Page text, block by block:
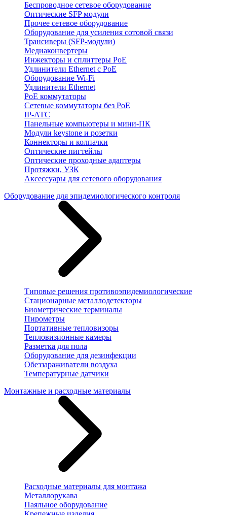
Беспроводное сетевое оборудование
Оптические SFP модули
Прочее сетевое оборудование
Оборудование для усиления сотовой связи
Трансиверы (SFP-модули)
Медиаконвертеры
Инжекторы и сплиттеры PoE
Удлинители Ethernet с PoE
Оборудование Wi-Fi
Удлинители Ethernet
PoE коммутаторы
Сетевые коммутаторы без PoE
IP-АТС
Панельные компьютеры и мини-ПК
Модули keystone и розетки
Коннекторы и колпачки
Оптические пигтейлы
Оптические проходные адаптеры
Протяжки, УЗК
Аксессуары для сетевого оборудования
Оборудование для эпидемиологического контроля
Типовые решения противоэпидемиологические
Стационарные металлодетекторы
Биометрические терминалы
Пирометры
Портативные тепловизоры
Тепловизионные камеры
Разметка для пола
Оборудование для дезинфекции
Обеззараживатели воздуха
Температурные датчики
Монтажные и расходные материалы
Расходные материалы для монтажа
Металлорукава
Паяльное оборудование